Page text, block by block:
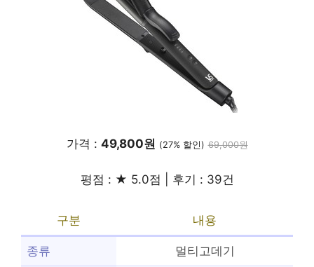
가격 : 49,800원 (27% 할인) 69,000원
평점 : ★ 5.0점 | 후기 : 39건
구분 내용
종류 멀티고데기